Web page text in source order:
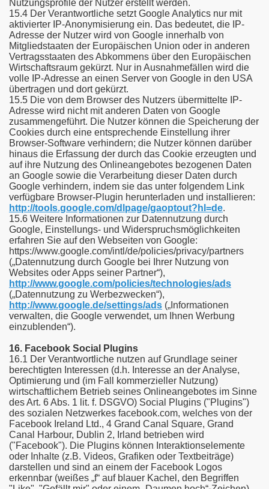
Nutzungsprofile der Nutzer erstellt werden.
15.4 Der Verantwortliche setzt Google Analytics nur mit
aktivierter IP-Anonymisierung ein. Das bedeutet, die IP-
Adresse der Nutzer wird von Google innerhalb von
Mitgliedstaaten der Europäischen Union oder in anderen
Vertragsstaaten des Abkommens über den Europäischen
Wirtschaftsraum gekürzt. Nur in Ausnahmefällen wird die
volle IP-Adresse an einen Server von Google in den USA
übertragen und dort gekürzt.
15.5 Die von dem Browser des Nutzers übermittelte IP-
Adresse wird nicht mit anderen Daten von Google
zusammengeführt. Die Nutzer können die Speicherung der
Cookies durch eine entsprechende Einstellung ihrer
Browser-Software verhindern; die Nutzer können darüber
hinaus die Erfassung der durch das Cookie erzeugten und
auf ihre Nutzung des Onlineangebotes bezogenen Daten
an Google sowie die Verarbeitung dieser Daten durch
Google verhindern, indem sie das unter folgendem Link
verfügbare Browser-Plugin herunterladen und installieren:
http://tools.google.com/dlpage/gaoptout?hl=de.
15.6 Weitere Informationen zur Datennutzung durch
Google, Einstellungs- und Widerspruchsmöglichkeiten
erfahren Sie auf den Webseiten von Google:
https://www.google.com/intl/de/policies/privacy/partners
(„Datennutzung durch Google bei Ihrer Nutzung von
Websites oder Apps seiner Partner“),
http://www.google.com/policies/technologies/ads
(„Datennutzung zu Werbezwecken“),
http://www.google.de/settings/ads („Informationen
verwalten, die Google verwendet, um Ihnen Werbung
einzublenden“).
16. Facebook Social Plugins
16.1 Der Verantwortliche nutzen auf Grundlage seiner
berechtigten Interessen (d.h. Interesse an der Analyse,
Optimierung und (im Fall kommerzieller Nutzung)
wirtschaftlichem Betrieb seines Onlineangebotes im Sinne
des Art. 6 Abs. 1 lit. f. DSGVO) Social Plugins ("Plugins")
des sozialen Netzwerkes facebook.com, welches von der
Facebook Ireland Ltd., 4 Grand Canal Square, Grand
Canal Harbour, Dublin 2, Irland betrieben wird
("Facebook"). Die Plugins können Interaktionselemente
oder Inhalte (z.B. Videos, Grafiken oder Textbeiträge)
darstellen und sind an einem der Facebook Logos
erkennbar (weißes „f“ auf blauer Kachel, den Begriffen